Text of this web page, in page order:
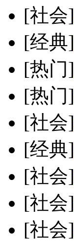
[社会]
[经典]
[热门]
[热门]
[社会]
[经典]
[社会]
[社会]
[社会]